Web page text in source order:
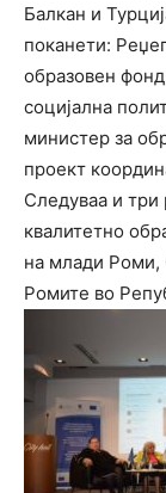
Балкан и
поканети:
образовен
социјална
министер за
проект
Следуваа и три
квалитетно
на млади Роми,
Ромите во